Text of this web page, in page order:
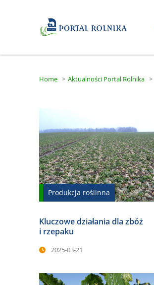
Home > Aktualności Portal Rolnika >
Produkcja roślinna
Kluczowe działania dla zbóż
i rzepaku
2025-03-21